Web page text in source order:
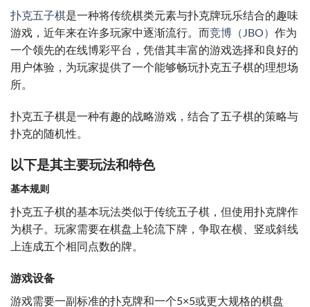
扑克五子棋是一种将传统棋类元素与扑克牌玩乐结合的趣味
游戏，近年来在许多玩家中逐渐流行。而竞博（JBO） 作为
一个领先的在线博彩平台，凭借其丰富的游戏选择和良好的
用户体验，为玩家提供了一个能够畅玩扑克五子棋的理想场
所。
扑克五子棋是一种有趣的战略游戏，结合了五子棋的策略与
扑克的随机性。
以下是其主要玩法和特色
基本规则
扑克五子棋的基本玩法类似于传统五子棋，但使用扑克牌作
为棋子。玩家需要在棋盘上轮流下牌，争取在横、竖或斜线
上连成五个相同点数的牌。
游戏设备
游戏需要一副标准的扑克牌和一个5×5或更大规格的棋盘